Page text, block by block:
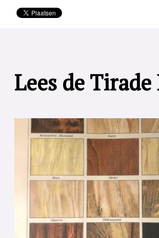
Lees de